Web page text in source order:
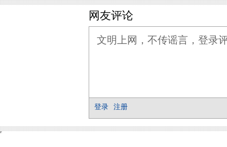
网友评论
登录 注册